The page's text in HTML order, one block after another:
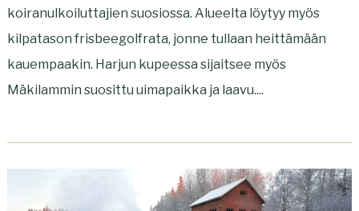
koiranulkoiluttajien suosiossa. Alueelta löytyy myös
kilpatason frisbeegolfrata, jonne tullaan heittämään
kauempaakin. Harjun kupeessa sijaitsee myös
Mäkilammin suosittu uimapaikka ja laavu....